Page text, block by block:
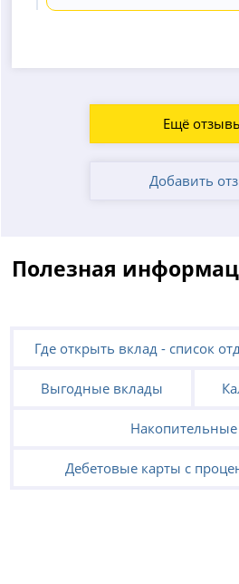
Ещё
Добавить
Полезная
Где открыть вклад - список
Выгодные вклады
Накопительные
Дебетовые карты с